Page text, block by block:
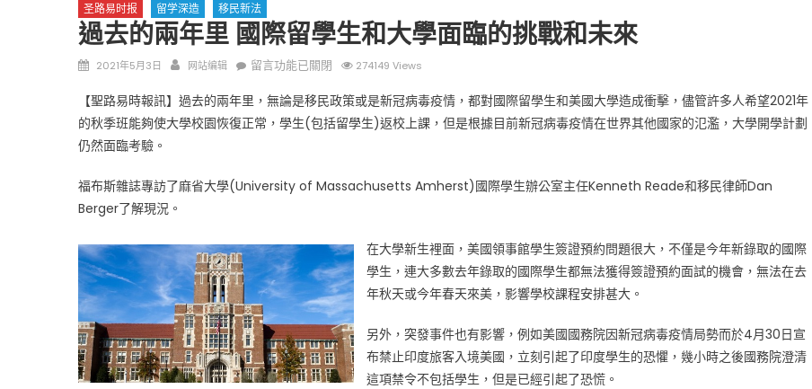
圣路易时报 留学深造 移民新法
過去的兩年里 國際留學生和大學面臨的挑戰和未來
Posted
2021年5月3日 Author
网站编辑
在
去
的
里
留
學
生
和
大
學
面
留言功能已關閉 274149 Views
【聖路易時報訊】過去的兩年里，無論是移民政策或是新冠病毒疫情，都對國際留學生和美國大學造成衝擊，儘管許多人希望2021年
的秋季班能夠使大學校園恢復正常，學生(包括留學生)返校上課，但是根據目前新冠病毒疫情在世界其他國家的氾濫，大學開學計劃
仍然面臨考驗。
福布斯雜誌專訪了麻省大學(University of Massachusetts Amherst)國際學生辦公室主任Kenneth Reade和移民律師Dan
Berger了解現況。
在大學新生裡面，美國領事館學生簽證預約問題很大，不僅是今年新錄取的國際
學生，連大多數去年錄取的國際學生都無法獲得簽證預約面試的機會，無法在去
年秋天或今年春天來美，影響學校課程安排甚大。
另外，突發事件也有影響，例如美國國務院因新冠病毒疫情局勢而於4月30日宣
布禁止印度旅客入境美國，立刻引起了印度學生的恐懼，幾小時之後國務院澄清
這項禁令不包括學生，但是已經引起了恐慌。
圣路易时报 圣路易时报广告
免费健康检查 无需预约 免费赠送血压计供符合
圣路易时报 圣路易时报广告
了解您的数字! 3月21日星期六 上午9点至中午